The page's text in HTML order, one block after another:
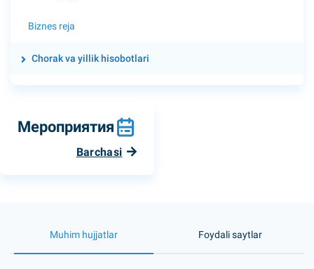
Biznes reja
Chorak va yillik hisobotlari
Мероприятия
Barchasi
Muhim hujjatlar Foydali saytlar